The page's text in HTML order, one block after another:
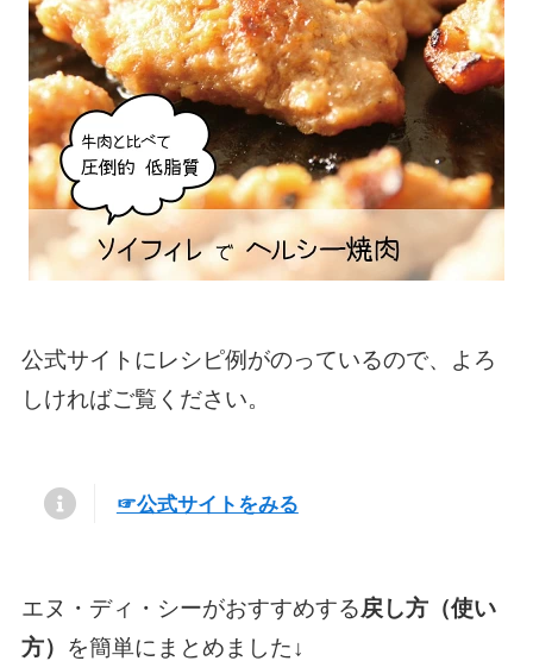
公式サイトにレシピ例がのっているので、よろ
しければご覧ください。
☞公式サイトをみる
エヌ・ディ・シーがおすすめする戻し方（使い
方） を簡単にまとめました↓